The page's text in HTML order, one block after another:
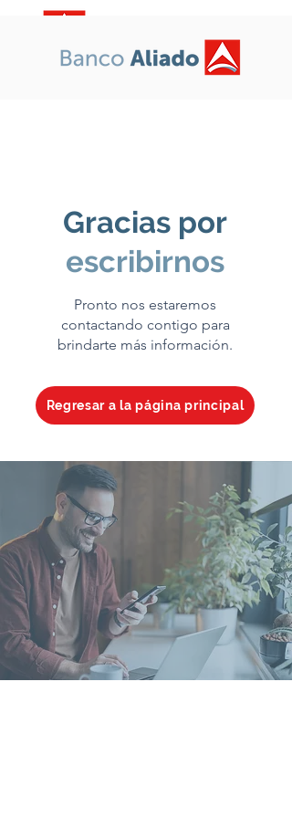
Gracias por
escribirnos
Pronto nos estaremos
contactando contigo para
brindarte más información.
Regresar a la página principal